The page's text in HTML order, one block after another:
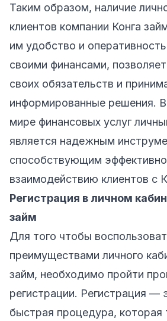
Таким образом, наличие
клиентов компании Конга
им удобство и
своими финансами,
своих обязательств и
информированные решения.
мире финансовых услуг
является надежным
способствующим
взаимодействию клиентов с
Регистрация в личном
займ
Для того чтобы
преимуществами личного
займ, необходимо пройти
регистрации. Регистрация —
быстрая процедура, которая